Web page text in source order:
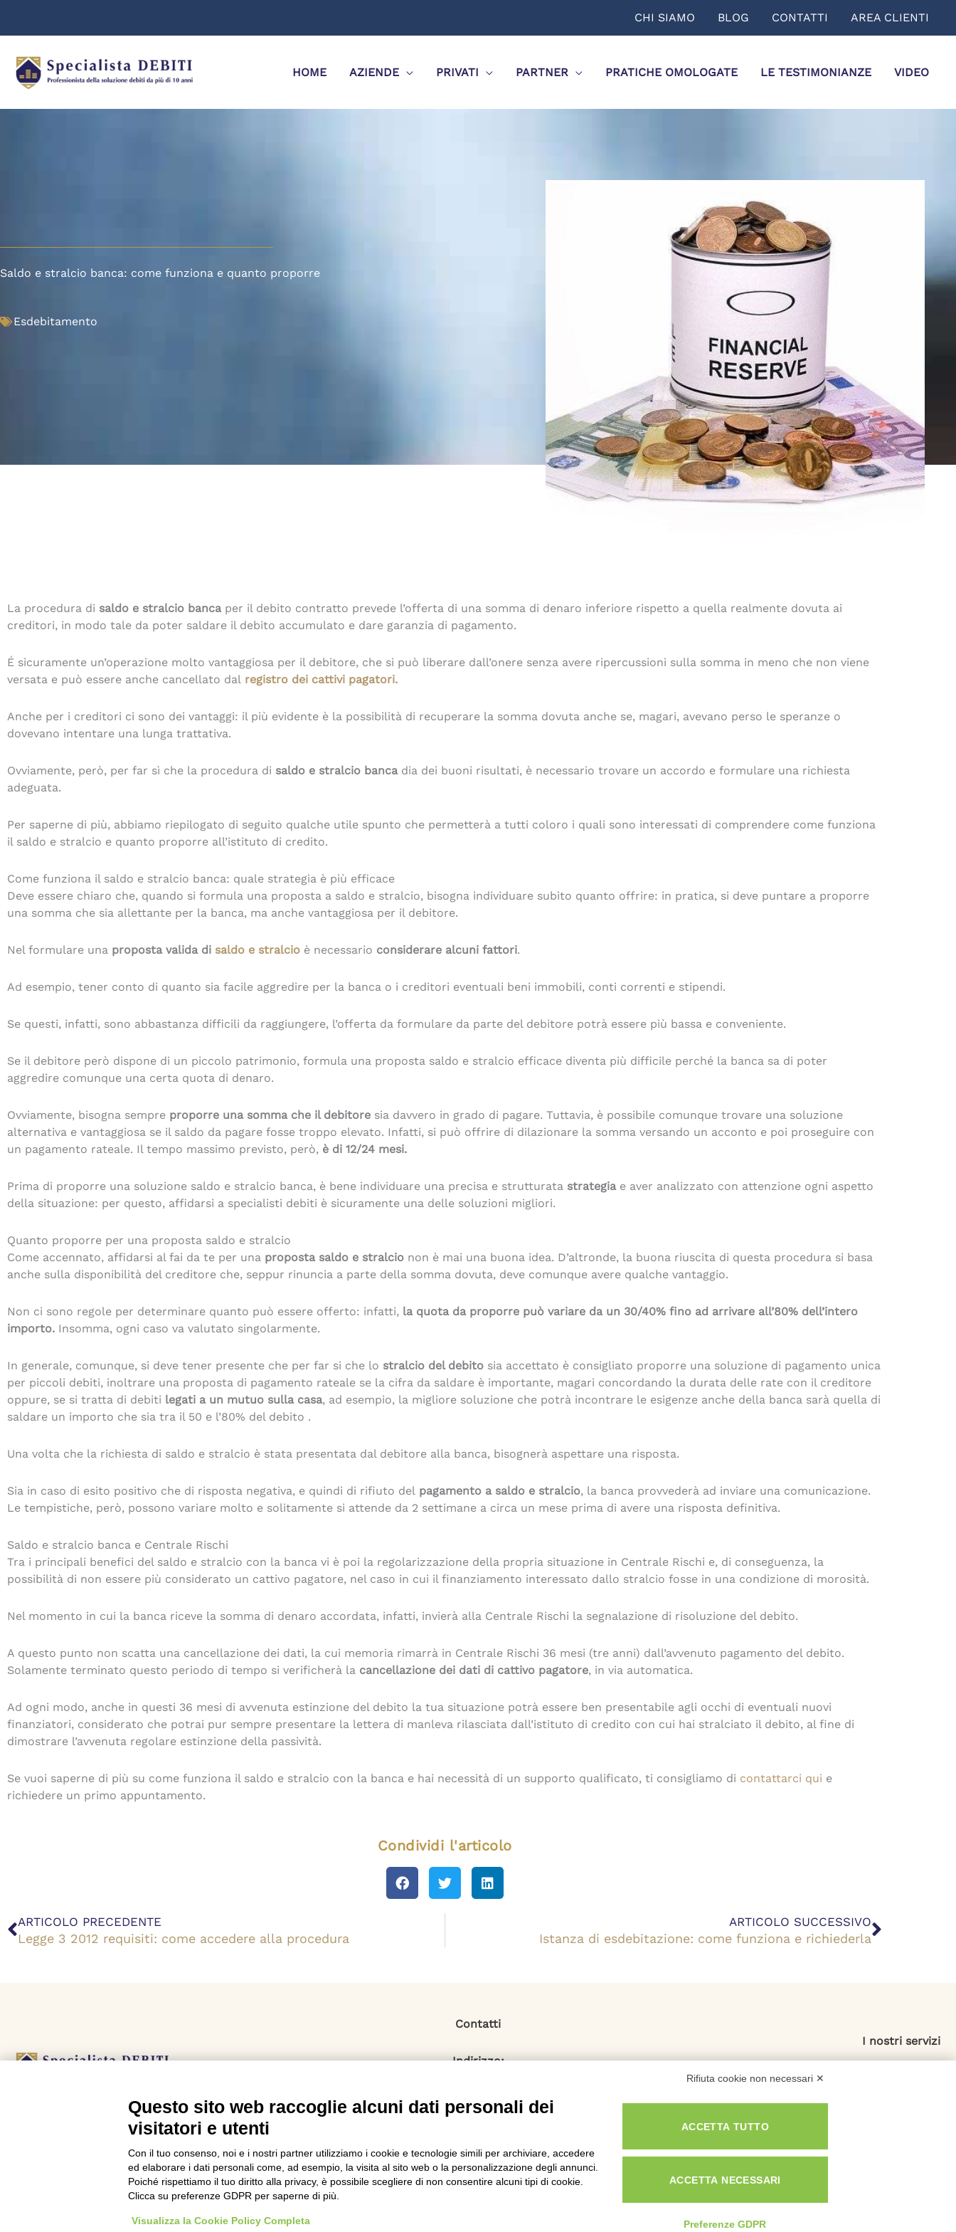
CHI SIAMO BLOG CONTATTI AREA CLIENTI
HOME AZIENDE PRIVATI PARTNER PRATICHE OMOLOGATE LE TESTIMONIANZE VIDEO
Saldo e stralcio banca: come funziona e quanto proporre
Esdebitamento
La procedura di saldo e stralcio banca per il debito contratto prevede l’offerta di una somma di denaro inferiore rispetto a quella realmente dovuta ai
creditori, in modo tale da poter saldare il debito accumulato e dare garanzia di pagamento.
É sicuramente un’operazione molto vantaggiosa per il debitore, che si può liberare dall’onere senza avere ripercussioni sulla somma in meno che non viene
versata e può essere anche cancellato dal registro dei cattivi pagatori.
Anche per i creditori ci sono dei vantaggi: il più evidente è la possibilità di recuperare la somma dovuta anche se, magari, avevano perso le speranze o
dovevano intentare una lunga trattativa.
Ovviamente, però, per far sì che la procedura di saldo e stralcio banca dia dei buoni risultati, è necessario trovare un accordo e formulare una richiesta
adeguata.
Per saperne di più, abbiamo riepilogato di seguito qualche utile spunto che permetterà a tutti coloro i quali sono interessati di comprendere come funziona
il saldo e stralcio e quanto proporre all’istituto di credito.
Come funziona il saldo e stralcio banca: quale strategia è più efficace
Deve essere chiaro che, quando si formula una proposta a saldo e stralcio, bisogna individuare subito quanto offrire: in pratica, si deve puntare a proporre
una somma che sia allettante per la banca, ma anche vantaggiosa per il debitore.
Nel formulare una proposta valida di saldo e stralcio è necessario considerare alcuni fattori.
Ad esempio, tener conto di quanto sia facile aggredire per la banca o i creditori eventuali beni immobili, conti correnti e stipendi.
Se questi, infatti, sono abbastanza difficili da raggiungere, l’offerta da formulare da parte del debitore potrà essere più bassa e conveniente.
Se il debitore però dispone di un piccolo patrimonio, formula una proposta saldo e stralcio efficace diventa più difficile perché la banca sa di poter
aggredire comunque una certa quota di denaro.
Ovviamente, bisogna sempre proporre una somma che il debitore sia davvero in grado di pagare. Tuttavia, è possibile comunque trovare una soluzione
alternativa e vantaggiosa se il saldo da pagare fosse troppo elevato. Infatti, si può offrire di dilazionare la somma versando un acconto e poi proseguire con
un pagamento rateale. Il tempo massimo previsto, però, è di 12/24 mesi.
Prima di proporre una soluzione saldo e stralcio banca, è bene individuare una precisa e strutturata strategia e aver analizzato con attenzione ogni aspetto
della situazione: per questo, affidarsi a specialisti debiti è sicuramente una delle soluzioni migliori.
Quanto proporre per una proposta saldo e stralcio
Come accennato, affidarsi al fai da te per una proposta saldo e stralcio non è mai una buona idea. D’altronde, la buona riuscita di questa procedura si basa
anche sulla disponibilità del creditore che, seppur rinuncia a parte della somma dovuta, deve comunque avere qualche vantaggio.
Non ci sono regole per determinare quanto può essere offerto: infatti, la quota da proporre può variare da un 30/40% fino ad arrivare all’80% dell’intero
importo. Insomma, ogni caso va valutato singolarmente.
In generale, comunque, si deve tener presente che per far si che lo stralcio del debito sia accettato è consigliato proporre una soluzione di pagamento unica
per piccoli debiti, inoltrare una proposta di pagamento rateale se la cifra da saldare è importante, magari concordando la durata delle rate con il creditore
oppure, se si tratta di debiti legati a un mutuo sulla casa, ad esempio, la migliore soluzione che potrà incontrare le esigenze anche della banca sarà quella di
saldare un importo che sia tra il 50 e l’80% del debito .
Una volta che la richiesta di saldo e stralcio è stata presentata dal debitore alla banca, bisognerà aspettare una risposta.
Sia in caso di esito positivo che di risposta negativa, e quindi di rifiuto del pagamento a saldo e stralcio, la banca provvederà ad inviare una comunicazione.
Le tempistiche, però, possono variare molto e solitamente si attende da 2 settimane a circa un mese prima di avere una risposta definitiva.
Saldo e stralcio banca e Centrale Rischi
Tra i principali benefici del saldo e stralcio con la banca vi è poi la regolarizzazione della propria situazione in Centrale Rischi e, di conseguenza, la
possibilità di non essere più considerato un cattivo pagatore, nel caso in cui il finanziamento interessato dallo stralcio fosse in una condizione di morosità.
Nel momento in cui la banca riceve la somma di denaro accordata, infatti, invierà alla Centrale Rischi la segnalazione di risoluzione del debito.
A questo punto non scatta una cancellazione dei dati, la cui memoria rimarrà in Centrale Rischi 36 mesi (tre anni) dall’avvenuto pagamento del debito.
Solamente terminato questo periodo di tempo si verificherà la cancellazione dei dati di cattivo pagatore, in via automatica.
Ad ogni modo, anche in questi 36 mesi di avvenuta estinzione del debito la tua situazione potrà essere ben presentabile agli occhi di eventuali nuovi
finanziatori, considerato che potrai pur sempre presentare la lettera di manleva rilasciata dall’istituto di credito con cui hai stralciato il debito, al fine di
dimostrare l’avvenuta regolare estinzione della passività.
Se vuoi saperne di più su come funziona il saldo e stralcio con la banca e hai necessità di un supporto qualificato, ti consigliamo di contattarci qui e
richiedere un primo appuntamento.
Condividi l'articolo
Precedente
ARTICOLO PRECEDENTE
Legge 3 2012 requisiti: come accedere alla procedura
ARTICOLO SUCCESSIVO
Istanza di esdebitazione: come funziona e richiederla
L’agenzia Specialista Debiti è uno dei leader italiani
nella consulenza per le crisi da debito.
Contatti
Indirizzo:
Numero Verde:
Email:
contattaci@specialistadebiti.it
I nostri servizi
Copyright © 2026 Specialista Debiti Group - P.IVA 06876820827 - Web & Seo: Max Valle
Rifiuta cookie non necessari ✕
Questo sito web raccoglie alcuni dati personali dei
visitatori e utenti
Con il tuo consenso, noi e i nostri partner utilizziamo i cookie e tecnologie simili per archiviare, accedere
ed elaborare i dati personali come, ad esempio, la visita al sito web o la personalizzazione degli annunci.
Poiché rispettiamo il tuo diritto alla privacy, è possibile scegliere di non consentire alcuni tipi di cookie.
Clicca su preferenze GDPR per saperne di più.
Visualizza la Cookie Policy Completa
ACCETTA TUTTO
ACCETTA NECESSARI
Preferenze GDPR